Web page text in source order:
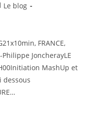
Le blog
FRANCE,
JoncherayLE
MashUp et